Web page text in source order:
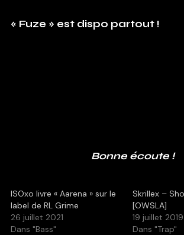
« Fuze » est dispo partout !
Bonne écoute !
ISOxo livre « Aarena » sur le
label de RL Grime
26 juillet 2021
Dans "Bass"
Skrillex –
[OWSLA]
19 juillet 2019
Dans "Trap"